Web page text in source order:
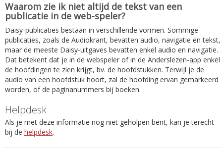
Waarom zie ik niet altijd de tekst van een
publicatie in de web-speler?
Daisy-publicaties bestaan in verschillende vormen. Sommige
publicaties, zoals de Audiokrant, bevatten audio, navigatie en tekst,
maar de meeste Daisy-uitgaves bevatten enkel audio en navigatie.
Dat betekent dat je in de webspeler of in de Anderslezen-app enkel
de hoofdingen te zien krijgt, bv. de hoofdstukken. Terwijl je de
audio van een hoofdstuk hoort, zal de hoofding ervan gemarkeerd
worden, of de paginanummers bij boeken.
Helpdesk
Als je met deze informatie nog niet geholpen bent, kan je terecht
bij de helpdesk.